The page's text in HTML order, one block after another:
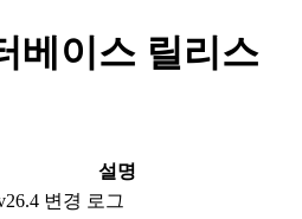
베이스 릴리스
설명
변경 로그